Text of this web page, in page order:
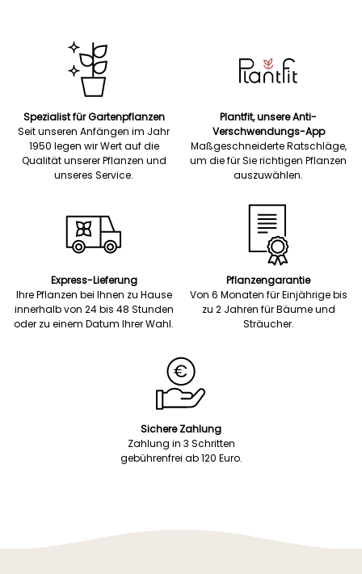
Spezialist für Gartenpflanzen
Seit unseren Anfängen im Jahr
1950 legen wir Wert auf die
Qualität unserer Pflanzen und
unseres Service.
Plantfit, unsere Anti-
Verschwendungs-App
Maßgeschneiderte Ratschläge,
um die für Sie richtigen Pflanzen
auszuwählen.
Express-Lieferung
Ihre Pflanzen bei Ihnen zu Hause
innerhalb von 24 bis 48 Stunden
oder zu einem Datum Ihrer Wahl.
Pflanzengarantie
Von 6 Monaten für Einjährige bis
zu 2 Jahren für Bäume und
Sträucher.
Sichere Zahlung
Zahlung in 3 Schritten
gebührenfrei ab 120 Euro.